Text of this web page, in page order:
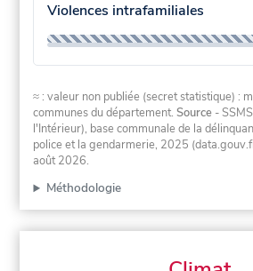
Violences intrafamiliales
≈ : valeur non publiée (secret statistique) :
communes du département.Source -
l'Intérieur), base communale de la
police et la gendarmerie, 2025
août 2026.
Méthodologie